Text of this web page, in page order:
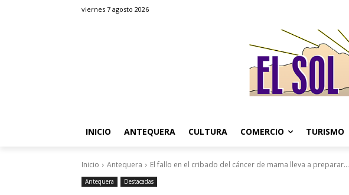
viernes 7 agosto 2026
INICIO ANTEQUERA CULTURA COMERCIO TURISMO
Inicio Antequera El fallo en el cribado del cáncer de mama lleva a preparar...
Antequera Destacadas